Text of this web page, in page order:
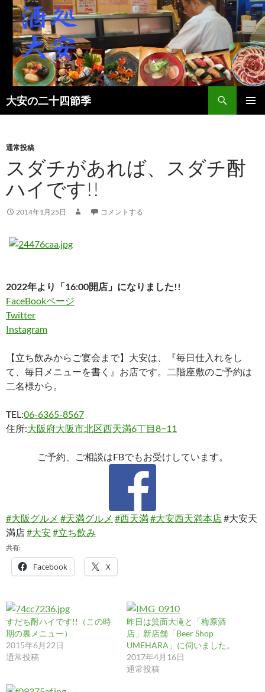
大安の二十四節季
検
索
ン
へ
ス
キ
ッ
通常投稿
スダチがあれば、スダチ酎
ハイです!!
2014年1月25日 コメントする
2022年より「16:00開店」になりました!!
FaceBookページ
Twitter
Instagram
【立ち飲みからご宴会まで】大安は、『毎日仕入れをし
て、毎日メニューを書く』お店です。二階座敷のご予約は
二名様から。
TEL:06-6365-8567
住所:大阪府大阪市北区西天満6丁目8−11
ご予約、ご相談はFBでもお受けしています。
#大阪グルメ #天満グルメ #西天満#大安西天満本店#大安天
満店#大安#立ち飲み
共有:
Facebook X
すだち酎ハイです!!（この時
期の裏メニュー）
2015年6月22日
通常投稿
昨日は箕面大滝と「梅原酒
店」新店舗「Beer Shop
UMEHARA」に伺いました。
2017年4月16日
通常投稿